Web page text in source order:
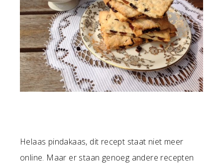
Helaas pindakaas, dit recept staat niet meer
online. Maar er staan genoeg andere recepten